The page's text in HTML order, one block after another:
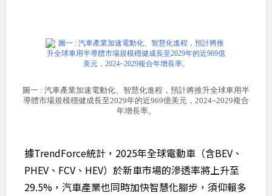
圖一 : 汽車產業加速電動化、智慧化進程，預計將推升全球車用半
導體市場規模穩健成長至2029年的近969億美元，2024~2029複合
年增長率。
據TrendForce統計，2025年全球電動車（含BEV、
PHEV、FCV、HEV）於新車市場的滲透率將上升至
29.5%，汽車產業也同時加快智慧化腳步，須仰賴多